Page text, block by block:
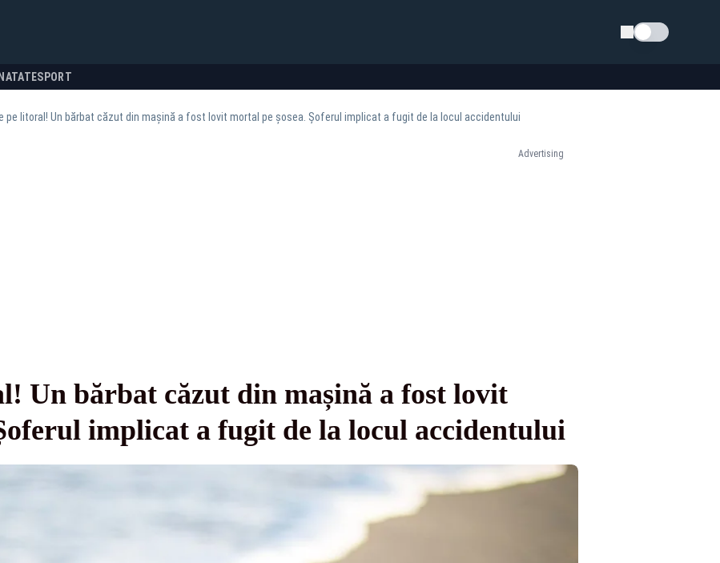
Schimba tema
SPORT
pe litoral! Un bărbat căzut din mașină a fost lovit mortal pe șosea. Șoferul implicat a fugit de la locul accidentului
Advertising
Un bărbat căzut din mașină a fost lovit
implicat a fugit de la locul accidentului